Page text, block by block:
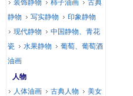
装饰静物
柿子油画
古典
静物
写实静物
印象静物
现代静物
中国静物、青花
瓷
水果静物
葡萄、葡萄酒
油画
人物
人体油画
古典人物
美女